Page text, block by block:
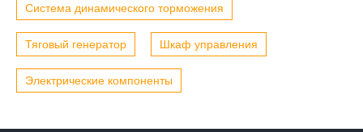
Система динамического торможения
Тяговый генератор Шкаф управления
Электрические компоненты